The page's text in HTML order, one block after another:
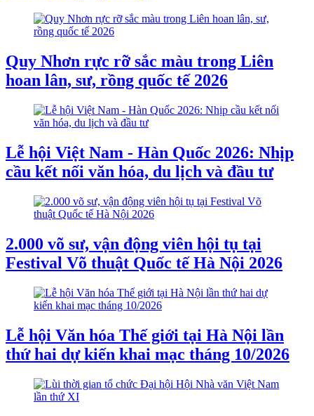
Quy Nhơn rực rỡ sắc màu trong Liên
hoan lân, sư, rồng quốc tế 2026
Lễ hội Việt Nam - Hàn Quốc 2026: Nhịp
cầu kết nối văn hóa, du lịch và đầu tư
2.000 võ sư, vận động viên hội tụ tại
Festival Võ thuật Quốc tế Hà Nội 2026
Lễ hội Văn hóa Thế giới tại Hà Nội lần
thứ hai dự kiến khai mạc tháng 10/2026